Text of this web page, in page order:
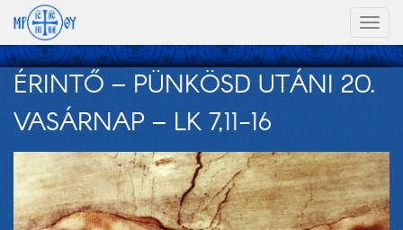
ÉRINTŐ – PÜNKÖSD UTÁNI 20.
VASÁRNAP – LK 7,11-16